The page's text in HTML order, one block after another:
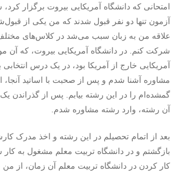
امتحانی که دانشگاه آمریکایی بیروت برگزار
آزمون تنها دو نفر قبول شدند که من یکی از
علاقه من به زبان سبب می‌شد در کلاس‌های
شرکت کنم. در دانشگاه آمریکایی بیروت، که آن
آمریکایی خارج از آمریکا بود، در یک درس انتخابی
مشاوره آشنا شدم و پس از صحبت با اساتید
گمشده‌ام را در این رشته بیابم. پس از گذراندن
آن رشته، وارد رشته مشاوره شدم.
بعد از اتمام تحصیلم در این رشته و اخذ مدرک
بازگشتم و در دانشگاه تربیت معلم مشغول به
کار کردن در دانشگاه تربیت معلم آن زمان، از